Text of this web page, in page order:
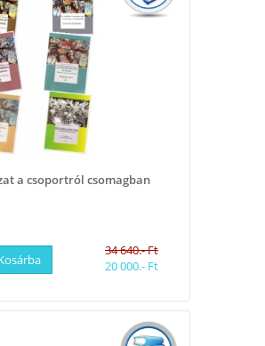
a csoportról csomagban
34 640.- Ft
20 000.- Ft